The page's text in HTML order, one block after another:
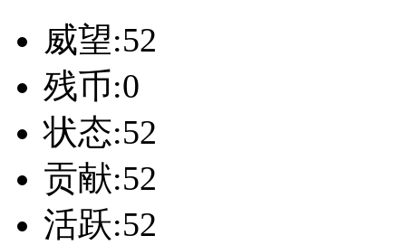
威望:52
残币:0
状态:52
贡献:52
活跃:52